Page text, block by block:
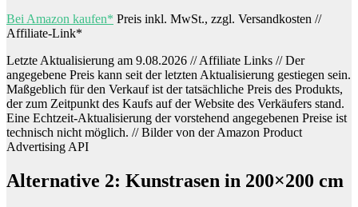
Bei Amazon kaufen* Preis inkl. MwSt., zzgl. Versandkosten //
Affiliate-Link*
Letzte Aktualisierung am 9.08.2026 // Affiliate Links // Der
angegebene Preis kann seit der letzten Aktualisierung gestiegen sein.
Maßgeblich für den Verkauf ist der tatsächliche Preis des Produkts,
der zum Zeitpunkt des Kaufs auf der Website des Verkäufers stand.
Eine Echtzeit-Aktualisierung der vorstehend angegebenen Preise ist
technisch nicht möglich. // Bilder von der Amazon Product
Advertising API
Alternative 2: Kunstrasen in 200×200 cm